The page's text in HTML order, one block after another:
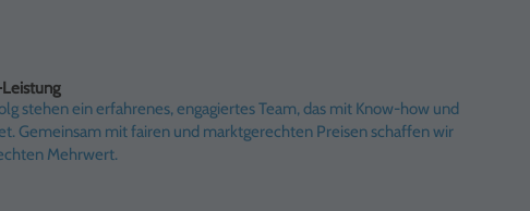
stehen ein erfahrenes, engagiertes Team, das mit Know-how und
Gemeinsam mit fairen und marktgerechten Preisen schaffen wir
Mehrwert.